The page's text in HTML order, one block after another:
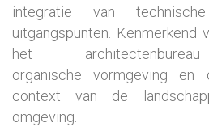
integratie van
uitgangspunten.
het
organische vormgeving en
context van de
omgeving.